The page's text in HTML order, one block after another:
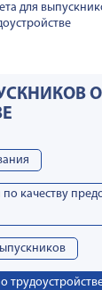
для
О
качеству